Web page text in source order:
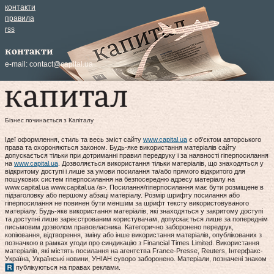
контакти
правила
rss
контакти
e-mail: contact@capital.ua
Бізнес починається з Капіталу
Ідеї оформлення, стиль та весь зміст сайту www.capital.uaє об'єктом авторського
права та охороняються законом. Будь-яке використання матеріалів сайту
допускається тільки при дотриманні правил передруку і за наявності гіперпосилання
на www.capital.ua. Дозволяється використання тільки матеріалів, що знаходяться у
відкритому доступі і лише за умови посилання та/або прямого відкритого для
пошукових систем гіперпосилання на безпосередню адресу матеріалу на
www.capital.ua www.capital.ua /a>. Посилання/гіперпосилання має бути розміщене в
підзаголовку або першому абзаці матеріалу. Розмір шрифту посилання або
гіперпосилання не повинен бути меншим за шрифт тексту використовуваного
матеріалу. Будь-яке використання матеріалів, які знаходяться у закритому доступі
та доступні лише зареєстрованим користувачам, допускається лише за попереднім
письмовим дозволом правовласника. Категорично заборонено передрук,
копіювання, відтворення, зміну або інше використання матеріалів, опублікованих з
позначкою в рамках угоди про синдикацію з Financial Times Limited. Використання
матеріалів, які містять посилання на агентства France-Presse, Reuters, Інтерфакс-
Україна, Українські новини, УНІАН суворо заборонено. Матеріали, позначені знаком
публікуються на правах реклами.